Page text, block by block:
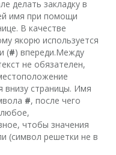
делать закладку в
имя при помощи
В качестве
якорю используется
(#) впереди.Между
не обязателен,
внизу страницы. Имя
#, после чего
чтобы значения
(символ решетки не в